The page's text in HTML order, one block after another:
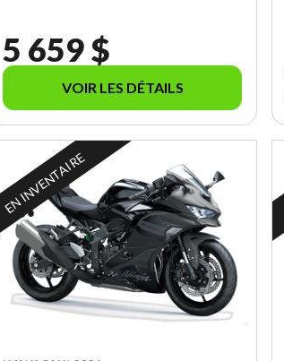
5 659 $
VOIR LES DÉTAILS
EN INVENTAIRE